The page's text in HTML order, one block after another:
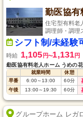
勤医協有
住宅型有料老
調理師・調理
シフト制/未経験
時給 1,105 円〜1,131円
勤医協有料老人ホーム うめの
就業時間 休憩
早番
6:00～ 13:00 60分
午後 13:00～ 19:30 60分
グループホーム レガ